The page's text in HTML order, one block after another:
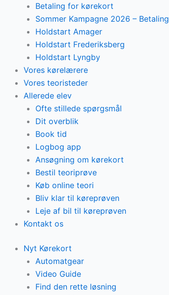
Betaling for kørekort
Sommer Kampagne 2026 – Betaling
Holdstart Amager
Holdstart Frederiksberg
Holdstart Lyngby
Vores kørelærere
Vores teoristeder
Allerede elev
Ofte stillede spørgsmål
Dit overblik
Book tid
Logbog app
Ansøgning om kørekort
Bestil teoriprøve
Køb online teori
Bliv klar til køreprøven
Leje af bil til køreprøven
Kontakt os
Nyt Kørekort
Automatgear
Video Guide
Find den rette løsning